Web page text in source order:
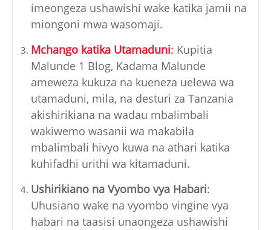
imeongeza ushawishi wake katika jamii na
miongoni mwa wasomaji.
Mchango katika Utamaduni: Kupitia
Malunde 1 Blog, Kadama Malunde
ameweza kukuza na kueneza uelewa wa
utamaduni, mila, na desturi za Tanzania
akishirikiana na wadau mbalimbali
wakiwemo wasanii wa makabila
mbalimbali hivyo kuwa na athari katika
kuhifadhi urithi wa kitamaduni.
Ushirikiano na Vyombo vya Habari:
Uhusiano wake na vyombo vingine vya
habari na taasisi unaongeza ushawishi